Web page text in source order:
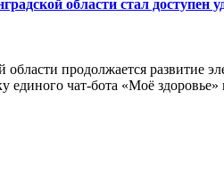
области стал
области продолжается развитие
единого чат-бота «Моё